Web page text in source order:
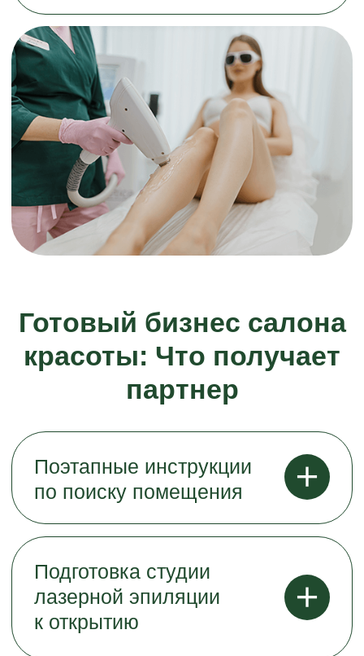
Узнайте потенциал
лазерной эпиляции
в вашем городе
Получите готовый анализ рынка
и бизнес-план за 3 дня. Никакого
давления, даже если передумаете.
Получить анализ города и бизнес-
соглашаюсь с условиямиполитики
конфиденциальности
данных
Узнать потенциал города
Мы уже подбираем